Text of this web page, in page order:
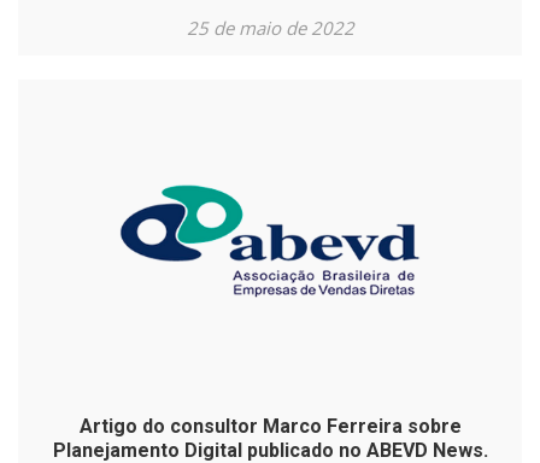
25 de maio de 2022
Artigo do consultor Marco Ferreira sobre
Planejamento Digital publicado no ABEVD News.